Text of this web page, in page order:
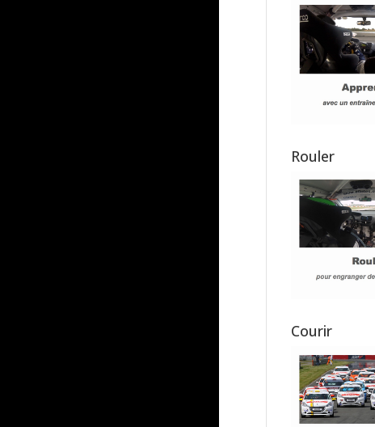
Rouler
Courir